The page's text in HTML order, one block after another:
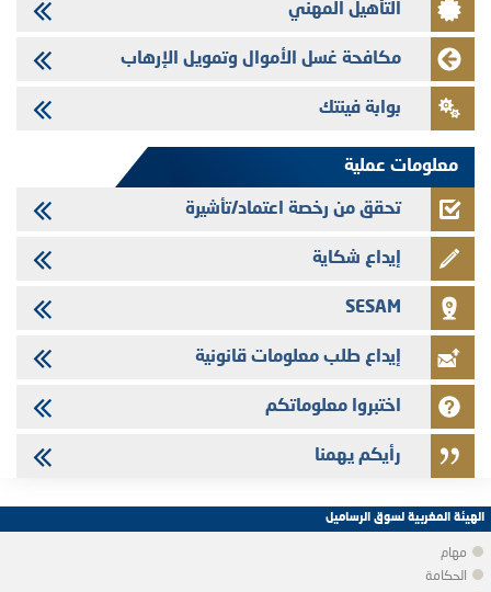
28/07/2026
Med Paper - تجاوز حد المساهمة 5%
24/07/2026
Saham Leasing - التحيين السنوي لملف المعلومات المتعلق ببرنامج إصدار
التأهيل المهني
مكافحة غسل الأموال وتمويل الإرهاب
بوابة فينتك
معلومات عملية
تحقق من رخصة اعتماد/تأشيرة
إيداع شكاية
SESAM
إيداع طلب معلومات قانونية
اختبروا معلوماتكم
رأيكم يهمنا
الهيئة المغربية لسوق الرساميل
مهام
الحكامة